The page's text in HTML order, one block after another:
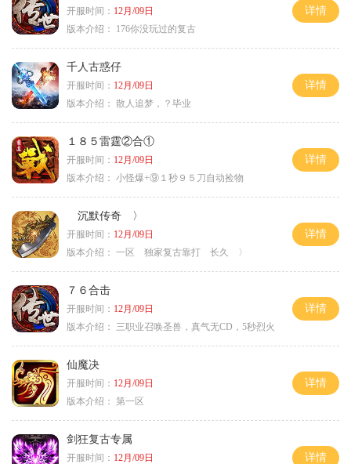
开服时间： 12月/09日
版本介绍：
176你没玩过的复古
详情
千人古惑仔
开服时间： 12月/09日
版本介绍： 散人追梦，？毕业
详情
１８５雷霆②合①
开服时间： 12月/09日
版本介绍： 小怪爆+⑨１秒９５刀自动捡物
详情
沉默传奇 〉
开服时间： 12月/09日
版本介绍： 一区 独家复古靠打 长久 〉
详情
７６合击
开服时间： 12月/09日
版本介绍：
三职业召唤圣兽，真气无CD，5秒烈火
详情
仙魔决
开服时间： 12月/09日
版本介绍： 第一区
详情
剑狂复古专属
开服时间： 12月/09日
详情